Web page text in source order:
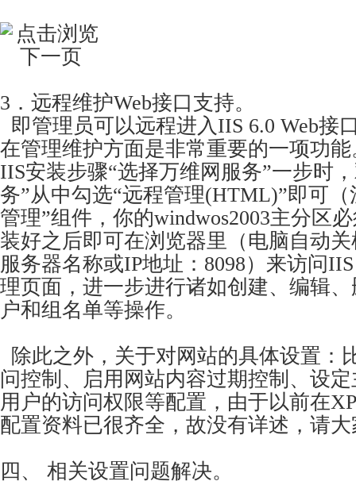
3．远程维护Web接口支持。
即管理员可以远程进入IIS 6.0 Web接
在管理维护方面是非常重要的一项功
IIS安装步骤“选择万维网服务”一步时
务”从中勾选“远程管理(HTML)”即可
管理”组件，你的windwos2003主分区
装好之后即可在浏览器里（电脑自动关
服务器名称或IP地址：8098）来访问
理页面，进一步进行诸如创建、编辑
户和组名单等操作。
除此之外，关于对网站的具体设置：
问控制、启用网站内容过期控制、设
用户的访问权限等配置，由于以前在
配置资料已很齐全，故没有详述，请
四、 相关设置问题解决。